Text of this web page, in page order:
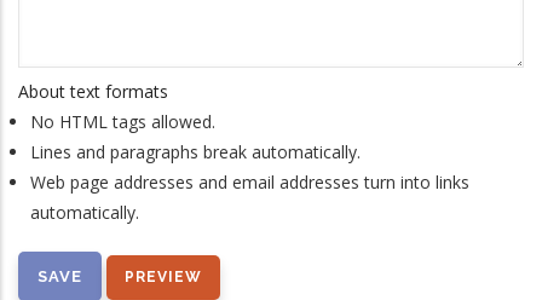
About text formats
No HTML tags allowed.
Lines and paragraphs break automatically.
Web page addresses and email addresses turn into links
automatically.